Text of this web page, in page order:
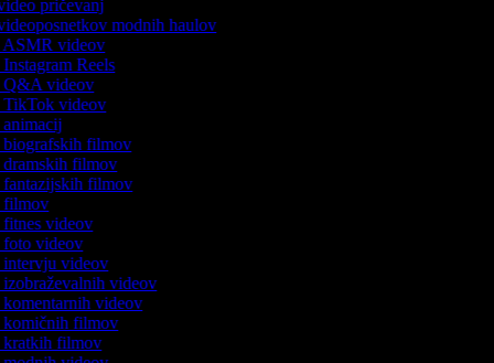
pričevanj
modnih haulov
ASMR videov
Reels
Q&A videov
TikTok videov
animacij
biografskih filmov
dramskih filmov
fantazijskih filmov
filmov
fitnes videov
foto videov
intervju videov
izobraževalnih videov
komentarnih videov
komičnih filmov
kratkih filmov